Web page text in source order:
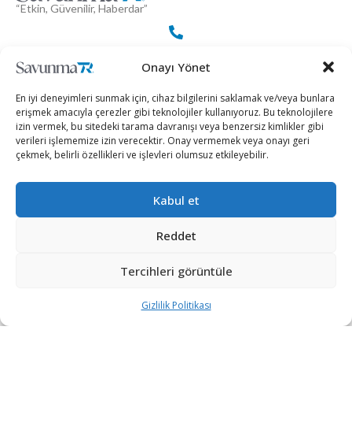
Onayı Yönet
En iyi deneyimleri sunmak için, cihaz bilgilerini saklamak ve/veya bunlara
erişmek amacıyla çerezler gibi teknolojiler kullanıyoruz. Bu teknolojilere
izin vermek, bu sitedeki tarama davranışı veya benzersiz kimlikler gibi
verileri işlememize izin verecektir. Onay vermemek veya onayı geri
çekmek, belirli özellikleri ve işlevleri olumsuz etkileyebilir.
Kabul et
Reddet
Tercihleri görüntüle
Gizlilik Politikası
“Etkin, Güvenilir, Haberdar”
+90 530 308 17 96
iletisim@savunmatr.com
2026 © Savunma TR. Tüm Hakları Saklıdır.
Savunma Sanayii
Kategoriler
Siber Güvenlik
Teknoloji
Politika
SavunmaTR